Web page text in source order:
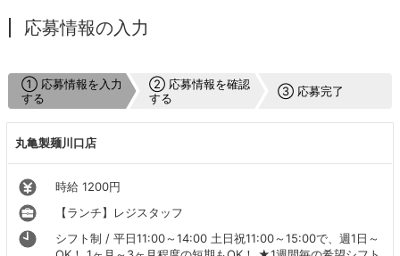
応募情報の入力
① 応募情報を入力
する
② 応募情報を確認
する
③ 応募完了
丸亀製麺川口店
時給 1200円
【ランチ】レジスタッフ
シフト制 / 平日11:00～14:00 土日祝11:00～15:00で、週1日～